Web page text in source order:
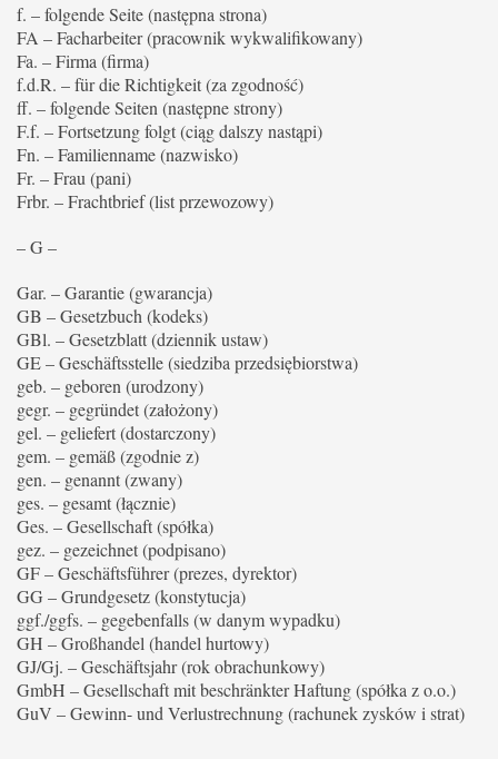
f. – folgende Seite (następna strona)
FA – Facharbeiter (pracownik wykwalifikowany)
Fa. – Firma (firma)
f.d.R. – für die Richtigkeit (za zgodność)
ff. – folgende Seiten (następne strony)
F.f. – Fortsetzung folgt (ciąg dalszy nastąpi)
Fn. – Familienname (nazwisko)
Fr. – Frau (pani)
Frbr. – Frachtbrief (list przewozowy)
– G –
Gar. – Garantie (gwarancja)
GB – Gesetzbuch (kodeks)
GBl. – Gesetzblatt (dziennik ustaw)
GE – Geschäftsstelle (siedziba przedsiębiorstwa)
geb. – geboren (urodzony)
gegr. – gegründet (założony)
gel. – geliefert (dostarczony)
gem. – gemäß (zgodnie z)
gen. – genannt (zwany)
ges. – gesamt (łącznie)
Ges. – Gesellschaft (spółka)
gez. – gezeichnet (podpisano)
GF – Geschäftsführer (prezes, dyrektor)
GG – Grundgesetz (konstytucja)
ggf./ggfs. – gegebenfalls (w danym wypadku)
GH – Großhandel (handel hurtowy)
GJ/Gj. – Geschäftsjahr (rok obrachunkowy)
GmbH – Gesellschaft mit beschränkter Haftung (spółka z o.o.)
GuV – Gewinn- und Verlustrechnung (rachunek zysków i strat)